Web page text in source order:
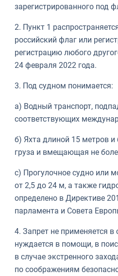
зарегистрированного под
2. Пункт 1
российский флаг или
регистрацию любого
24 февраля 2022 года.
3. Под судном понимается:
а) Водный транспорт,
соответствующих
б) Яхта длиной 15 метров и
груза и вмещающая не
с) Прогулочное судно или
от 2,5 до 24 м, а также
определено в Директиве
парламента и Совета
4. Запрет не применяется в
нуждается в помощи, в
в случае экстренного
по соображениям